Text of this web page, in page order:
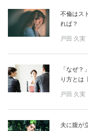
不倫はス
れば？
戸田 久実
「なぜ
り方とは
戸田 久実
夫に腹が